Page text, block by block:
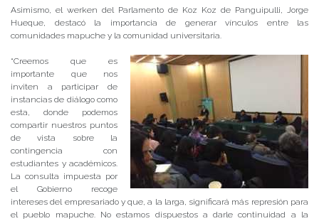
Asimismo, el werken del Parlamento de Koz Koz de Panguipulli, Jorge
Hueque, destacó la importancia de generar vínculos entre las
comunidades mapuche y la comunidad universitaria.
“Creemos que es
importante que nos
inviten a participar de
instancias de diálogo como
esta, donde podemos
compartir nuestros puntos
de vista sobre la
contingencia con
estudiantes y académicos.
La consulta impuesta por
el Gobierno recoge
intereses del empresariado y que, a la larga, significará más represión para
el pueblo mapuche. No estamos dispuestos a darle continuidad a la